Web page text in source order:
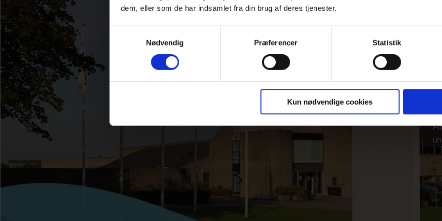
dem, eller som de har indsamlet fra din brug af deres tjenester.
Nødvendig
Præferencer Statistik
Kun nødvendige cookies